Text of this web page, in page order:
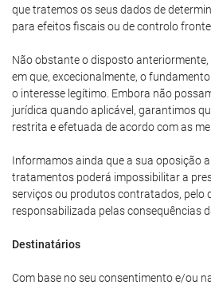
que tratemos os seus dados de
para efeitos fiscais ou de controlo
Não obstante o disposto
em que, excecionalmente, o
o interesse legítimo. Embora não
jurídica quando aplicável, garantimos
restrita e efetuada de acordo com as
Informamos ainda que a sua oposição
tratamentos poderá impossibilitar a
serviços ou produtos contratados, pelo
responsabilizada pelas consequências
Destinatários
Com base no seu consentimento e/ou